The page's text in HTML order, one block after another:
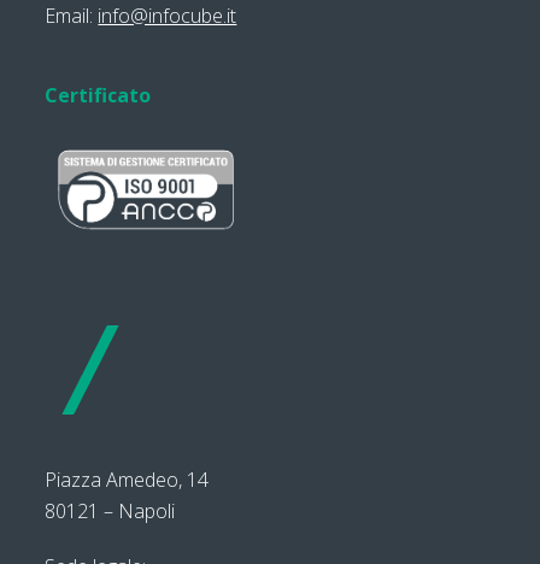
Email: info@infocube.it
Certificato
Piazza Amedeo, 14
80121 – Napoli